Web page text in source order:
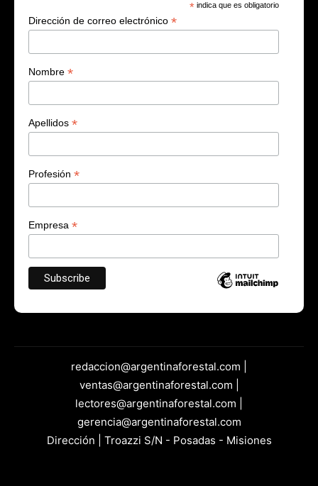
* indica que es obligatorio
Dirección de correo electrónico *
Nombre *
Apellidos *
Profesión *
Empresa *
redaccion@argentinaforestal.com |
ventas@argentinaforestal.com |
lectores@argentinaforestal.com |
gerencia@argentinaforestal.com
Dirección | Troazzi S/N - Posadas - Misiones